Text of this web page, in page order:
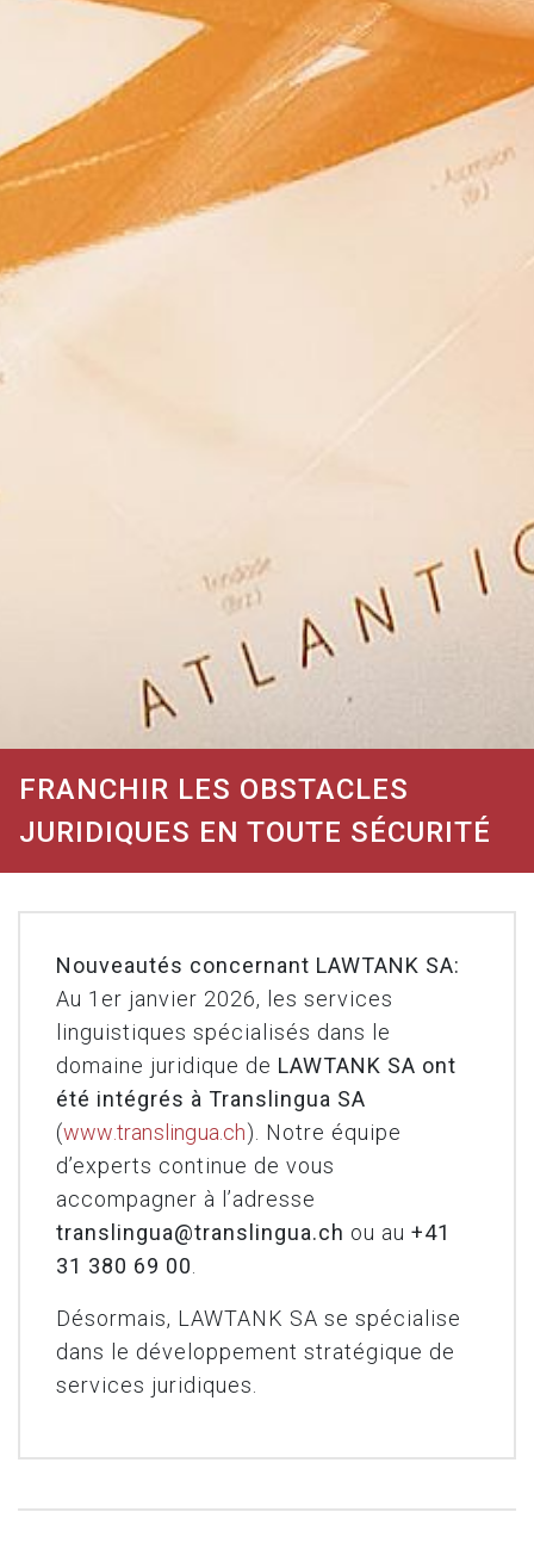
FRANCHIR LES OBSTACLES
JURIDIQUES EN TOUTE SÉCURITÉ
Nouveautés concernant LAWTANK SA:
Au 1er janvier 2026, les services
linguistiques spécialisés dans le
domaine juridique de LAWTANK SA ont
été intégrés à Translingua SA
(www.translingua.ch). Notre équipe
d’experts continue de vous
accompagner à l’adresse
translingua@translingua.ch ou au +41
31 380 69 00
Désormais, LAWTANK SA se spécialise
dans le développement stratégique de
services juridiques.